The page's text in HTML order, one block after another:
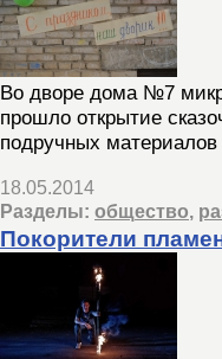
Во дворе дома №7
прошло открытие
подручных
18.05.2014
Разделы: общество,
Покорители